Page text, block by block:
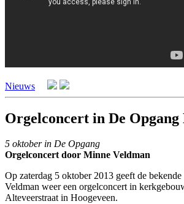
Nieuws
Orgelconcert in De Opgang
5 oktober in De Opgang
Orgelconcert door Minne Veldman
Op zaterdag 5 oktober 2013 geeft de
Veldman weer een orgelconcert in
Alteveerstraat in Hoogeveen.